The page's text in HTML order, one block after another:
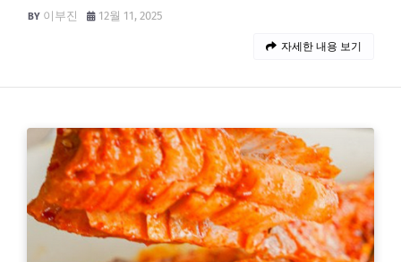
이부진
12월 11, 2025
자세한 내용 보기